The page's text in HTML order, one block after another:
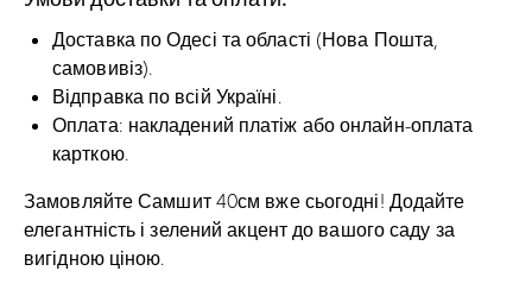
Доставка по Одесі та області (Нова Пошта,
самовивіз).
Відправка по всій Україні.
Оплата: накладений платіж або онлайн-оплата
карткою.
Замовляйте Самшит 40см вже сьогодні! Додайте
елегантність і зелений акцент до вашого саду за
вигідною ціною.